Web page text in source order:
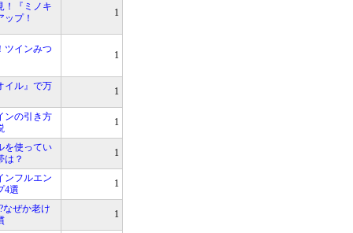
！『ミノキ
プ！
1
ツインみつ
1
イル』で万
1
ンの引き方
1
を使ってい
は？
1
ンフルエン
4選
1
なぜか老け
1